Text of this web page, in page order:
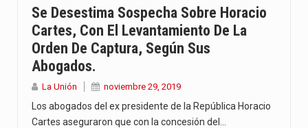
Se Desestima Sospecha Sobre Horacio
Cartes, Con El Levantamiento De La
Orden De Captura, Según Sus
Abogados.
La Unión noviembre 29, 2019
Los abogados del ex presidente de la República Horacio
Cartes aseguraron que con la concesión del…